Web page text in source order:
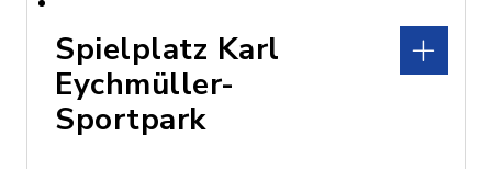
Spielplatz Karl
Eychmüller-
Sportpark